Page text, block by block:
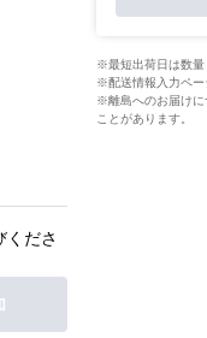
くださ
※最短出荷日は数量
※配送情報入力ペー
※離島へのお届けに
ことがあります。